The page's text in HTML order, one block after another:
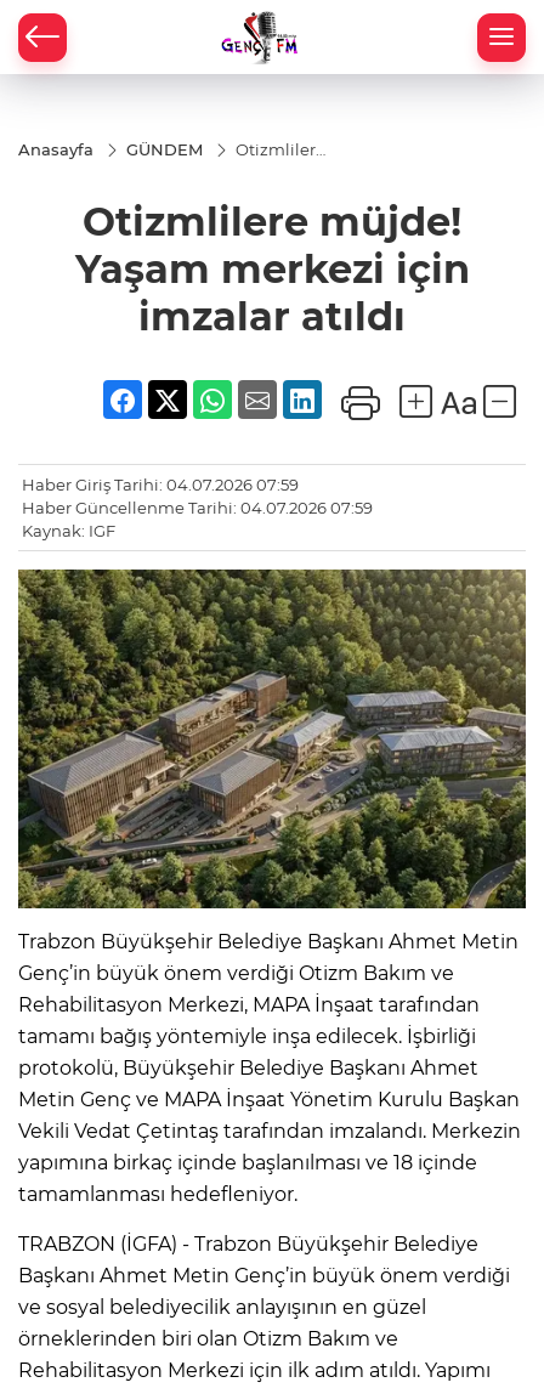
Anasayfa GÜNDEM
Otizmlilere
merkezi
için
atıldı
Otizmlilere müjde!
Yaşam merkezi için
imzalar atıldı
Haber Giriş Tarihi: 04.07.2026 07:59
Haber Güncellenme Tarihi: 04.07.2026 07:59
Kaynak: IGF
Trabzon Büyükşehir Belediye Başkanı Ahmet Metin
Genç’in büyük önem verdiği Otizm Bakım ve
Rehabilitasyon Merkezi, MAPA İnşaat tarafından
tamamı bağış yöntemiyle inşa edilecek. İşbirliği
protokolü, Büyükşehir Belediye Başkanı Ahmet
Metin Genç ve MAPA İnşaat Yönetim Kurulu Başkan
Vekili Vedat Çetintaş tarafından imzalandı. Merkezin
yapımına birkaç içinde başlanılması ve 18 içinde
tamamlanması hedefleniyor.
TRABZON (İGFA) - Trabzon Büyükşehir Belediye
Başkanı Ahmet Metin Genç’in büyük önem verdiği
ve sosyal belediyecilik anlayışının en güzel
örneklerinden biri olan Otizm Bakım ve
Rehabilitasyon Merkezi için ilk adım atıldı. Yapımı